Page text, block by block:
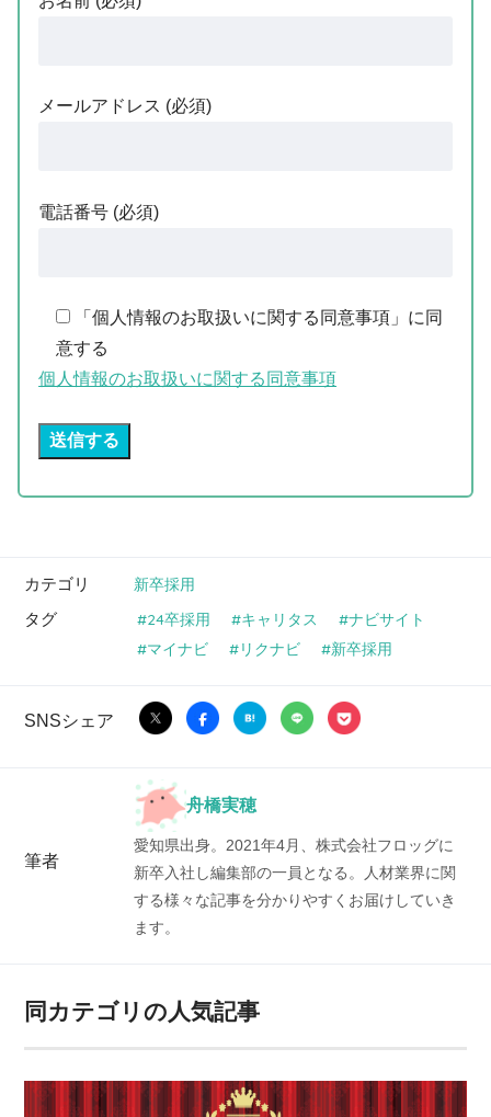
メールアドレス (必須)
電話番号 (必須)
「個人情報のお取扱いに関する同意事項」に同
意する
個人情報のお取扱いに関する同意事項
カテゴリ 新卒採用
タグ 24卒採用 キャリタス
ナビサイト
マイナビ
リクナビ 新卒採用
SNSシェア
筆者
舟橋実穂
愛知県出身。2021年4月、株式会社フロッグに
新卒入社し編集部の一員となる。人材業界に関
する様々な記事を分かりやすくお届けしていき
ます。
同カテゴリの人気記事